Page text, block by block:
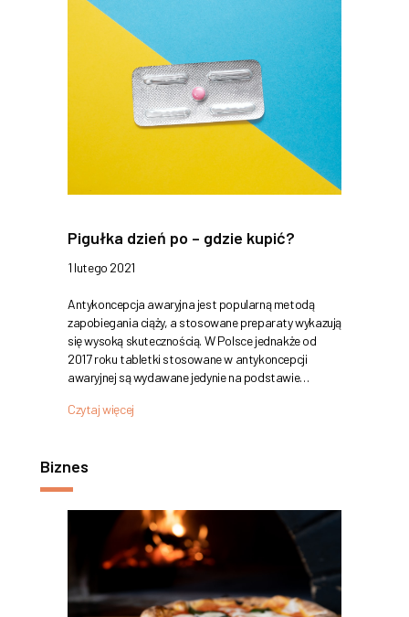
Pigułka dzień po – gdzie kupić?
1 lutego 2021
Antykoncepcja awaryjna jest popularną metodą
zapobiegania ciąży, a stosowane preparaty wykazują
się wysoką skutecznością. W Polsce jednakże od
2017 roku tabletki stosowane w antykoncepcji
awaryjnej są wydawane jedynie na podstawie…
Czytaj więcej
Biznes